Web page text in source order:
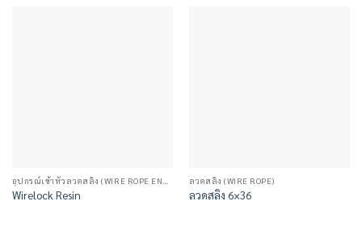
Wirelock Resin
ลวดสลิง (WIRE ROPE)
ลวดสลิง 6×36